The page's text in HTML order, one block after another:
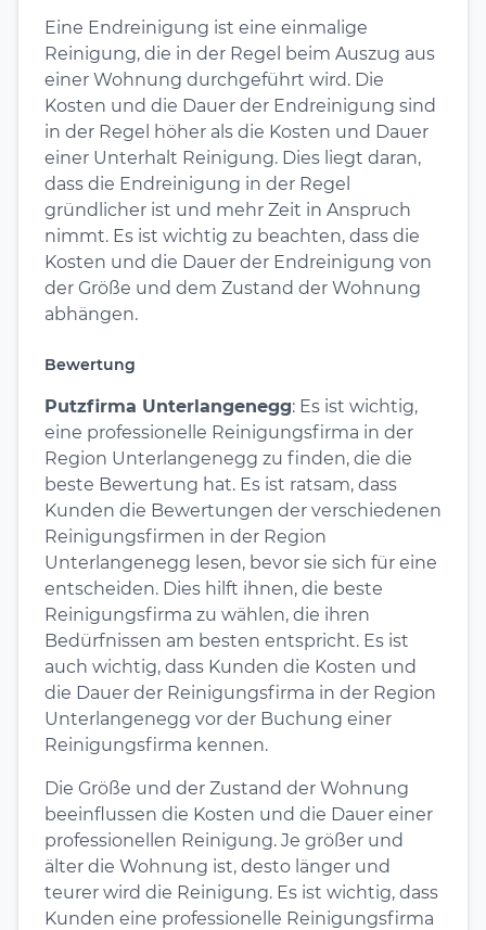
Eine Endreinigung ist eine einmalige
Reinigung, die in der Regel beim Auszug aus
einer Wohnung durchgeführt wird. Die
Kosten und die Dauer der Endreinigung sind
in der Regel höher als die Kosten und Dauer
einer Unterhalt Reinigung. Dies liegt daran,
dass die Endreinigung in der Regel
gründlicher ist und mehr Zeit in Anspruch
nimmt. Es ist wichtig zu beachten, dass die
Kosten und die Dauer der Endreinigung von
der Größe und dem Zustand der Wohnung
abhängen.
Bewertung
Putzfirma Unterlangenegg: Es ist wichtig,
eine professionelle Reinigungsfirma in der
Region Unterlangenegg zu finden, die die
beste Bewertung hat. Es ist ratsam, dass
Kunden die Bewertungen der verschiedenen
Reinigungsfirmen in der Region
Unterlangenegg lesen, bevor sie sich für eine
entscheiden. Dies hilft ihnen, die beste
Reinigungsfirma zu wählen, die ihren
Bedürfnissen am besten entspricht. Es ist
auch wichtig, dass Kunden die Kosten und
die Dauer der Reinigungsfirma in der Region
Unterlangenegg vor der Buchung einer
Reinigungsfirma kennen.
Die Größe und der Zustand der Wohnung
beeinflussen die Kosten und die Dauer einer
professionellen Reinigung. Je größer und
älter die Wohnung ist, desto länger und
teurer wird die Reinigung. Es ist wichtig, dass
Kunden eine professionelle Reinigungsfirma